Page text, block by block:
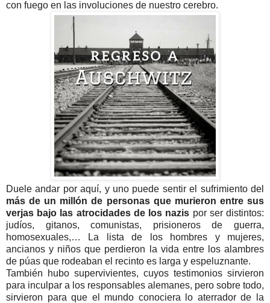
con fuego en las involuciones de nuestro cerebro.
Duele andar por aquí, y uno puede sentir el sufrimiento del
más de un millón de personas que murieron entre sus
verjas bajo las atrocidades de los nazis por ser distintos:
judíos, gitanos, comunistas, prisioneros de guerra,
homosexuales,… La lista de los hombres y mujeres,
ancianos y niños que perdieron la vida entre los alambres
de púas que rodeaban el recinto es larga y espeluznante.
También hubo supervivientes, cuyos testimonios sirvieron
para inculpar a los responsables alemanes, pero sobre todo,
sirvieron para que el mundo conociera lo aterrador de la